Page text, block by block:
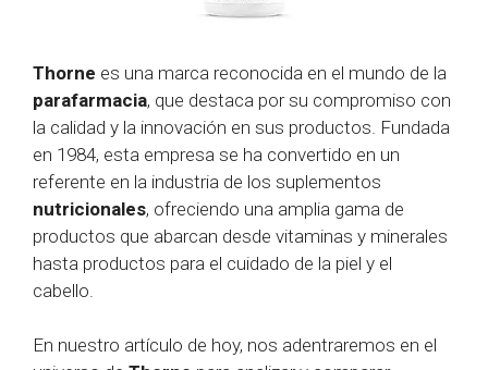
Thorne es una marca reconocida en el mundo de la
parafarmacia, que destaca por su compromiso con
la calidad y la innovación en sus productos. Fundada
en 1984, esta empresa se ha convertido en un
referente en la industria de los suplementos
nutricionales, ofreciendo una amplia gama de
productos que abarcan desde vitaminas y minerales
hasta productos para el cuidado de la piel y el
cabello.
En nuestro artículo de hoy, nos adentraremos en el